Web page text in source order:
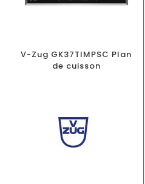
V-Zug GK37TIMPSC Plan
de cuisson